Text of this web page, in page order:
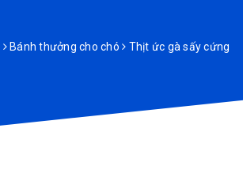
Bánh thưởng cho chó Thịt ức gà sấy cứng